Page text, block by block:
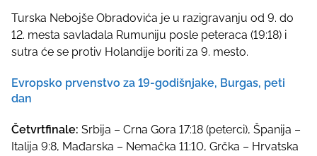
Turska Nebojše Obradovića je u razigravanju od 9. do
12. mesta savladala Rumuniju posle peteraca (19:18) i
sutra će se protiv Holandije boriti za 9. mesto.
Evropsko prvenstvo za 19-godišnjake, Burgas, peti
dan
Četvrtfinale: Srbija – Crna Gora 17:18 (peterci), Španija –
Italija 9:8, Mađarska – Nemačka 11:10, Grčka – Hrvatska